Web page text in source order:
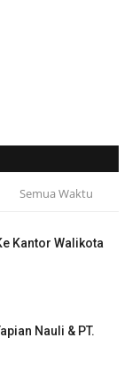
Semua Waktu
Kantor Walikota
Nauli & PT.